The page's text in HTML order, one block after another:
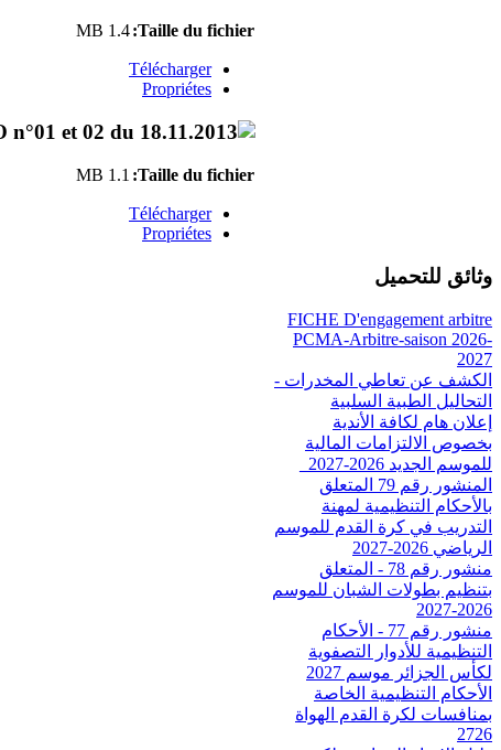
Taille du fichier:
1.4 MB
Télécharger
Propriétes
Taille du fichier:
1.1 MB
Télécharger
Propriétes
وثائق للتحميل
FICHE D'engagement arbitre
PCMA-Arbitre-saison 2026-
2027
الكشف عن تعاطي المخدرات -
التحاليل الطبية السلبية
إعلان هام لكافة الأندية
بخصوص الالتزامات المالية
للموسم الجديد 2026-2027_
المنشور رقم 79 المتعلق
بالأحكام التنظيمية لمهنة
التدريب في كرة القدم للموسم
الرياضي 2026-2027
منشور رقم 78 - المتعلق
بتنظيم بطولات الشبان للموسم
2026-2027
منشور رقم 77 - الأحكام
التنظيمية للأدوار التصفوية
لكأس الجزائر موسم 2027
الأحكام التنظيمية الخاصة
بمنافسات لكرة القدم الهواة
2726